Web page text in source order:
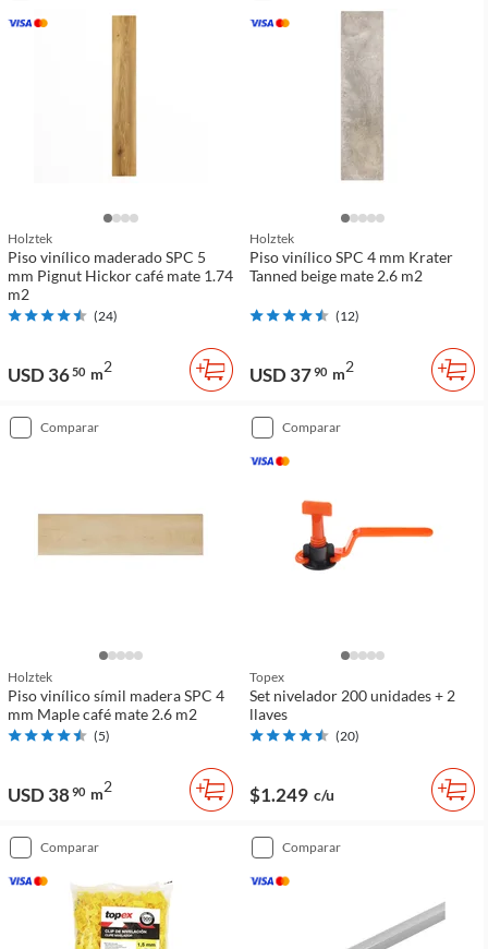
Holztek
Piso vinílico maderado SPC 5
mm Pignut Hickor café mate 1.74
m2
(24)
USD 36 50 m2
Holztek
Piso vinílico SPC 4 mm Krater
Tanned beige mate 2.6 m2
(12)
USD 3790 m2
comparar
Holztek
Piso vinílico símil madera SPC 4
mm Maple café mate 2.6 m2
(5)
USD 3890 m2
comparar
Topex
Set nivelador 200 unidades + 2
llaves
(20)
$1.249 c/u
comparar comparar